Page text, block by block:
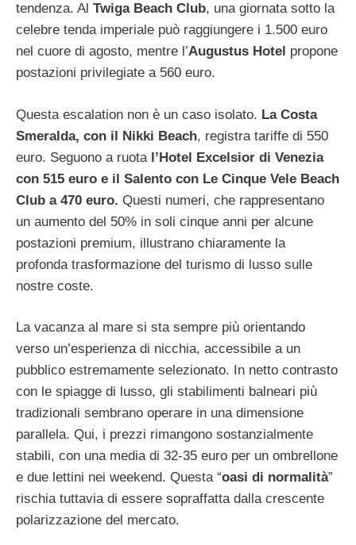
tendenza. Al Twiga Beach Club, una giornata sotto la
celebre tenda imperiale può raggiungere i 1.500 euro
nel cuore di agosto, mentre l’Augustus Hotel propone
postazioni privilegiate a 560 euro.
Questa escalation non è un caso isolato. La Costa
Smeralda, con il Nikki Beach, registra tariffe di 550
euro. Seguono a ruota l’Hotel Excelsior di Venezia
con 515 euro e il Salento con Le Cinque Vele Beach
Club a 470 euro. Questi numeri, che rappresentano
un aumento del 50% in soli cinque anni per alcune
postazioni premium, illustrano chiaramente la
profonda trasformazione del turismo di lusso sulle
nostre coste.
La vacanza al mare si sta sempre più orientando
verso un’esperienza di nicchia, accessibile a un
pubblico estremamente selezionato. In netto contrasto
con le spiagge di lusso, gli stabilimenti balneari più
tradizionali sembrano operare in una dimensione
parallela. Qui, i prezzi rimangono sostanzialmente
stabili, con una media di 32-35 euro per un ombrellone
e due lettini nei weekend. Questa “oasi di normalità”
rischia tuttavia di essere sopraffatta dalla crescente
polarizzazione del mercato.